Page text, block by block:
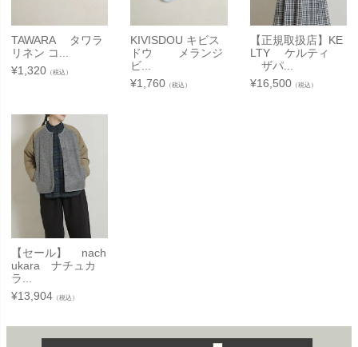
TAWARA タワラ
リネン コ...
¥1,320 （税込）
KIVISDOU キビス
ドウ メランジ
ビ...
¥1,760 （税込）
【正規取扱店】KE
LTY ケルティ
ザパ...
¥16,500（税込）
【セール】 nach
ukara ナチュカ
ラ...
¥13,904 （税込）